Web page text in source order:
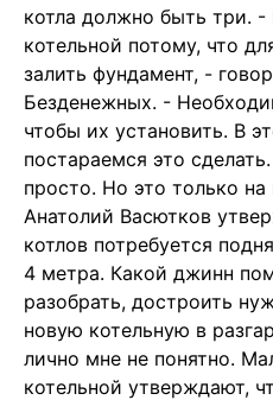
котла должно быть три.
котельной потому, что
залить фундамент, -
Безденежных. -
чтобы их установить. В
постараемся это
просто. Но это только на
Анатолий Васютков
котлов потребуется
4 метра. Какой джинн
разобрать, достроить
новую котельную в
лично мне не понятно.
котельной утверждают,